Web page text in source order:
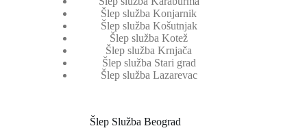
Šlep služba Konjarnik
Šlep služba Košutnjak
Šlep služba Kotež
Šlep služba Krnjača
Šlep služba Stari grad
Šlep služba Lazarevac
Šlep Služba Beograd